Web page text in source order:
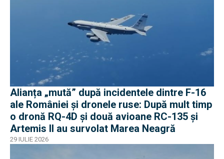
Alianța „mută” după incidentele dintre F-16
ale României și dronele ruse: După mult timp
o dronă RQ-4D și două avioane RC-135 și
Artemis II au survolat Marea Neagră
29 IULIE 2026